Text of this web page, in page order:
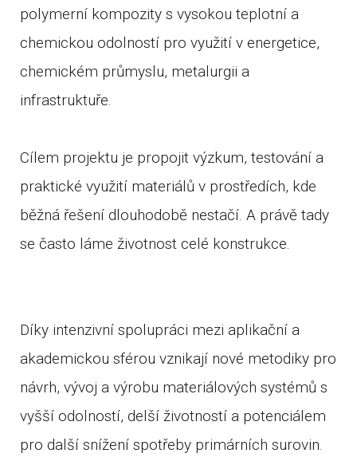
polymerní kompozity s vysokou teplotní a
chemickou odolností pro využití v energetice,
chemickém průmyslu, metalurgii a
infrastruktuře.
Cílem projektu je propojit výzkum, testování a
praktické využití materiálů v prostředích, kde
běžná řešení dlouhodobě nestačí. A právě tady
se často láme životnost celé konstrukce.
Díky intenzivní spolupráci mezi aplikační a
akademickou sférou vznikají nové metodiky pro
návrh, vývoj a výrobu materiálových systémů s
vyšší odolností, delší životností a potenciálem
pro další snížení spotřeby primárních surovin.